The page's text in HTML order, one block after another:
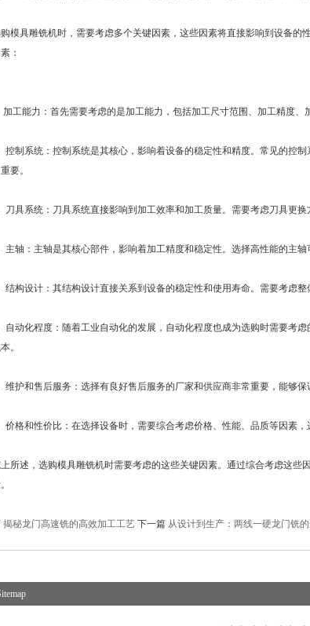
具雕铣机时，需要考虑多个关键因素，这些因素将直接影响到设备的
：
工能力：首先需要考虑的是加工能力，包括加工尺寸范围、加工精度、
制系统：控制系统是其核心，影响着设备的稳定性和精度。常见的控制
要。
具系统：刀具系统直接影响到加工效率和加工质量。需要考虑刀具更换
轴：主轴是其核心部件，影响着加工精度和稳定性。选择高性能的主轴
构设计：其结构设计直接关系到设备的稳定性和使用寿命。需要考虑整
动化程度：随着工业自动化的发展，自动化程度也成为选购时需要考虑
。
护和售后服务：选择有良好售后服务的厂家和供应商非常重要，能够保
格和性价比：在选择设备时，需要综合考虑价格、性能、品质等因素，
述，选购模具雕铣机时需要考虑的这些关键因素。通过综合考虑这些
揭秘龙门高速铣的高效加工工艺 下一篇 从设计到生产：两线一硬龙门铣